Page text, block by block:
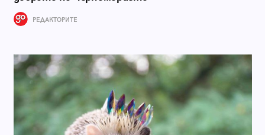
РЕДАКТОРИТЕ